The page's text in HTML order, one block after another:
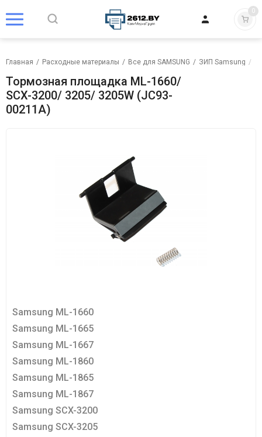
0
Главная / Расходные материалы / Все для SAMSUNG / ЗИП Samsung /
Тормозная площадка ML-1660/
SCX-3200/ 3205/ 3205W (JC93-
00211A)
Samsung ML-1660
Samsung ML-1665
Samsung ML-1667
Samsung ML-1860
Samsung ML-1865
Samsung ML-1867
Samsung SCX-3200
Samsung SCX-3205